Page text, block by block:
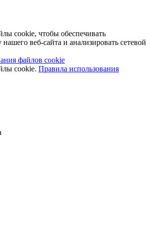
cookie, чтобы обеспечивать
веб-сайта и анализировать сетевой
файлов cookie
cookie. Правила использования